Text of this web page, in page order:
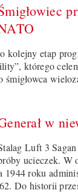
kolejny etap
którego
śmigłowca
w
Luft 3
ucieczek. W
1944 roku
Do historii